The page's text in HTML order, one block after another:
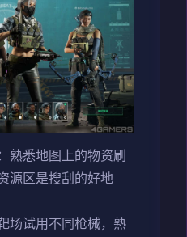
：熟悉地图上的物资刷
源区是搜刮的好地
场试用不同枪械，熟